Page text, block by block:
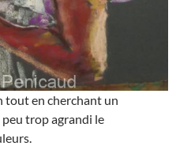
tout en cherchant un
peu trop agrandi le